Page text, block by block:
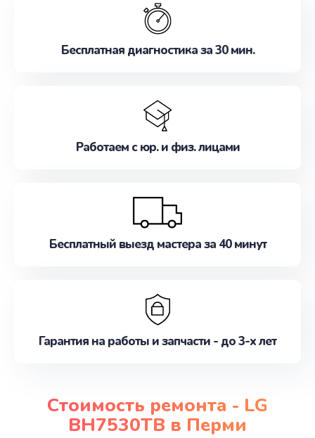
наилучшим образом. Не медлите записаться на
Бесплатная диагностика за 30 мин.
Работаем с юр. и физ. лицами
Бесплатный выезд мастера за 40 минут
Гарантия на работы и запчасти - до 3-х лет
Стоимость ремонта - LG
BH7530TB в Перми